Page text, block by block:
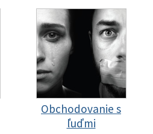
Obchodovanie s
ľuďmi